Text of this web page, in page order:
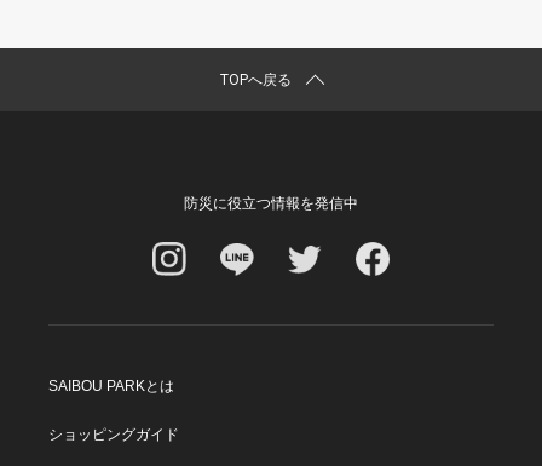
TOPへ戻る
防災に役立つ情報を発信中
SAIBOU PARKとは
ショッピングガイド